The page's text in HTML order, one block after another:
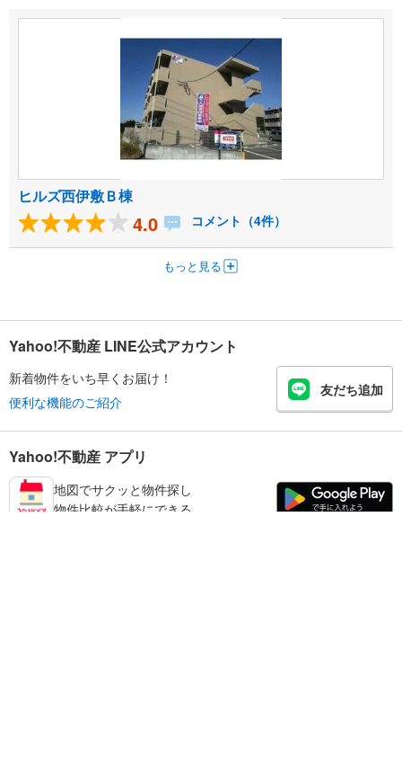
ヒルズ西伊敷Ｂ棟
4.0 コメント（4件）
もっと見る
Yahoo!不動産 LINE公式アカウント
新着物件をいち早くお届け！
便利な機能のご紹介
友だち追加
Yahoo!不動産 アプリ
地図でサクッと物件探し
物件比較が手軽にできる